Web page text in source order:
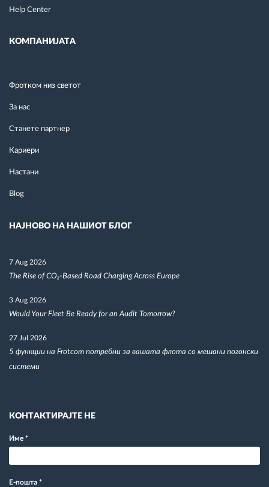
Help Center
КОМПАНИЈАТА
Фротком низ светот
За нас
Станете партнер
Кариери
Настани
Blog
НАЈНОВО НА НАШИОТ БЛОГ
7 Aug 2026
The Rise of CO₂-Based Road Charging Across Europe
3 Aug 2026
Would Your Fleet Be Ready for an Audit Tomorrow?
27 Jul 2026
5 функции на Frotcom потребни за вашата флота со мешани погонски
системи
КОНТАКТИРАЈТЕ НЕ
Име *
Е-пошта *